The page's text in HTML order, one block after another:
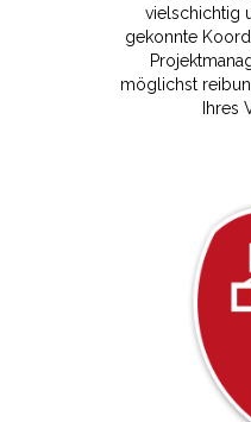
vielschichtig
gekonnte
möglichst
Ihres